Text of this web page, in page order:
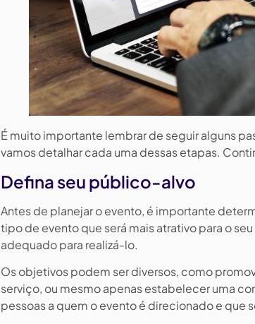
É muito importante lembrar de seguir alguns
vamos detalhar cada uma dessas etapas.
Defina seu público-alvo
Antes de planejar o evento, é importante
tipo de evento que será mais atrativo para o
adequado para realizá-lo.
Os objetivos podem ser diversos, como
serviço, ou mesmo apenas estabelecer uma
pessoas a quem o evento é direcionado e que